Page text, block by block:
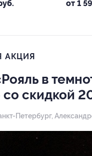
от 1
АКЦИЯ
в
скидкой
Петербург,